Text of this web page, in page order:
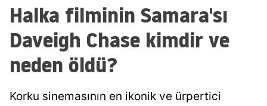
Ağrı
Amasya
Antalya
Halka filminin Samara'sı
Daveigh Chase kimdir ve
neden öldü?
Korku sinemasının en ikonik ve ürpertici